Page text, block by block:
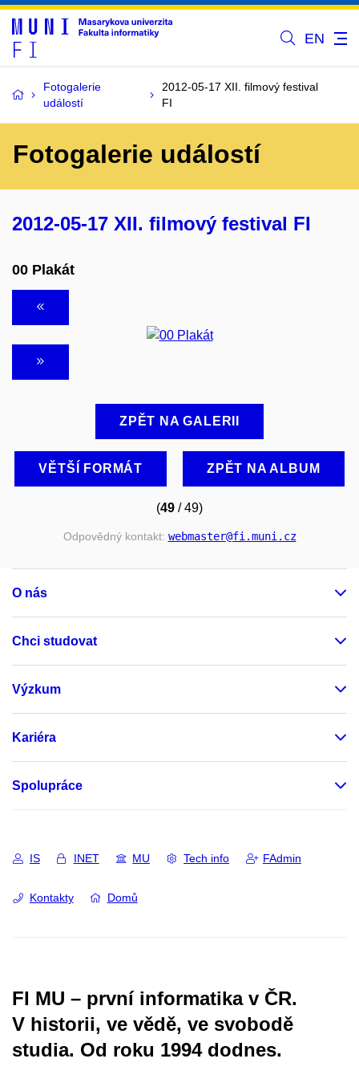
EN
Fotogalerie
událostí
2012-05-17 XII. filmový festival
FI
Fotogalerie událostí
2012-05-17 XII. filmový festival FI
00 Plakát
ZPĚT NA GALERII
VĚTŠÍ FORMÁT ZPĚT NA ALBUM
(49 / 49)
Odpovědný kontakt: webmaster@fi.muni.cz
O nás
Chci studovat
Výzkum
Kariéra
Spolupráce
IS INET MU Tech info FAdmin
Kontakty Domů
FI MU – první informatika v ČR.
V historii, ve vědě, ve svobodě
studia. Od roku 1994 dodnes.